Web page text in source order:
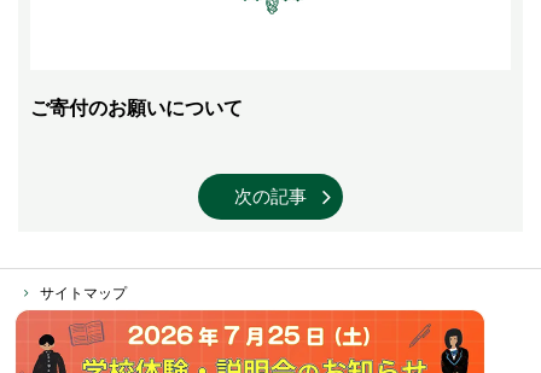
ご寄付のお願いについて
次の記事
サイトマップ
個人情報保護方針
ソーシャルメディア運営ポリシー